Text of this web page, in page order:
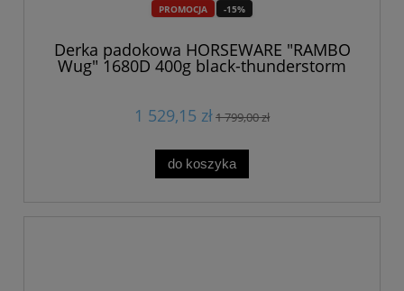
PROMOCJA -15%
Derka padokowa HORSEWARE "RAMBO
Wug" 1680D 400g black-thunderstorm
grey
1 529,15 zł1 799,00 zł
do koszyka